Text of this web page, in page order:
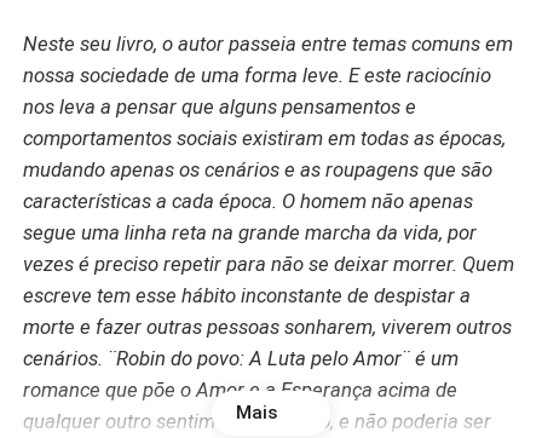
Neste seu livro, o autor passeia entre temas comuns em
nossa sociedade de uma forma leve. E este raciocínio
nos leva a pensar que alguns pensamentos e
comportamentos sociais existiram em todas as épocas,
mudando apenas os cenários e as roupagens que são
características a cada época. O homem não apenas
segue uma linha reta na grande marcha da vida, por
vezes é preciso repetir para não se deixar morrer. Quem
escreve tem esse hábito inconstante de despistar a
morte e fazer outras pessoas sonharem, viverem outros
cenários. ¨Robin do povo: A Luta pelo Amor¨ é um
romance que põe o Amor e a Esperança acima de
qualquer outro sentimento humano, e não poderia ser
Mais